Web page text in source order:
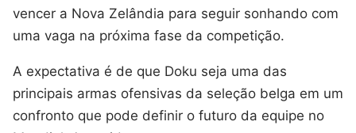
vencer a Nova Zelândia para seguir sonhando com
uma vaga na próxima fase da competição.
A expectativa é de que Doku seja uma das
principais armas ofensivas da seleção belga em um
confronto que pode definir o futuro da equipe no